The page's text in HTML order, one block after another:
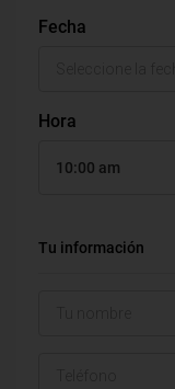
Fecha
Hora
10:00 am
Tu información